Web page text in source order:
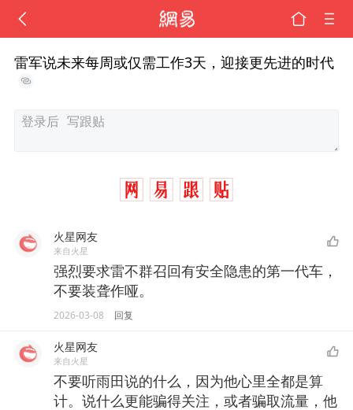
雷军说未来每周或仅需工作3天，迎接更先进的时代
火星网友
来自火星
强烈要求雷不群召回有安全隐患的第一代车，
不要装聋作哑。
2026-03-08 回复
火星网友
来自火星
不要听雨田说的什么，因为他心里全都是算
计。说什么更能骗得关注，或者骗取流量，他